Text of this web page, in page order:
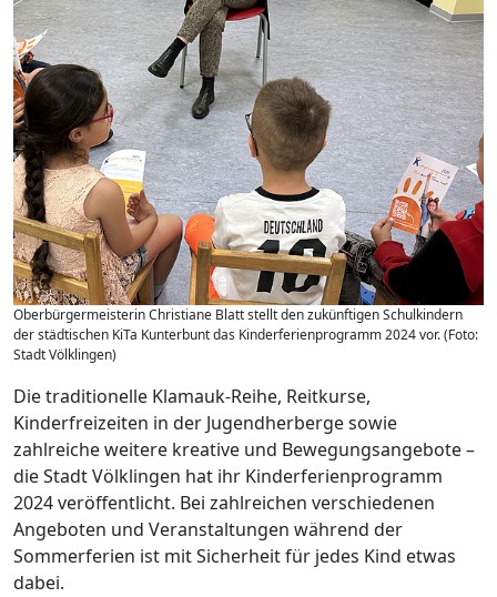
Oberbürgermeisterin Christiane Blatt stellt den zukünftigen Schulkindern
der städtischen KiTa Kunterbunt das Kinderferienprogramm 2024 vor. (Foto:
Stadt Völklingen)
Die traditionelle Klamauk-Reihe, Reitkurse,
Kinderfreizeiten in der Jugendherberge sowie
zahlreiche weitere kreative und Bewegungsangebote –
die Stadt Völklingen hat ihr Kinderferienprogramm
2024 veröffentlicht. Bei zahlreichen verschiedenen
Angeboten und Veranstaltungen während der
Sommerferien ist mit Sicherheit für jedes Kind etwas
dabei.